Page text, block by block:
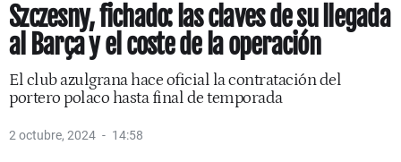
Szczesny, fichado: las claves de su llegada
al Barça y el coste de la operación
El club azulgrana hace oficial la contratación del
portero polaco hasta final de temporada
2 octubre, 2024 14:58